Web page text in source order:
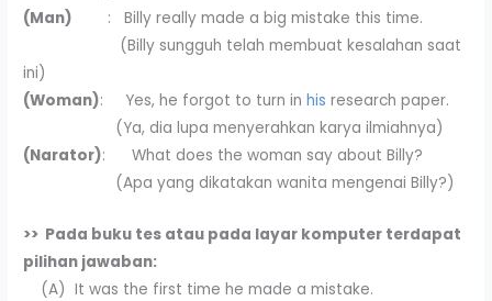
(Man) : Billy really made a big mistake this time.
(Billy sungguh telah membuat kesalahan saat
ini)
(Woman): Yes, he forgot to turn inhis research paper.
(Ya, dia lupa menyerahkan karya ilmiahnya)
(Narator): What does the woman say about Billy?
(Apa yang dikatakan wanita mengenai Billy?)
>> Pada buku tes atau pada layar komputer terdapat
pilihan jawaban:
(A) It was the first time he made a mistake.